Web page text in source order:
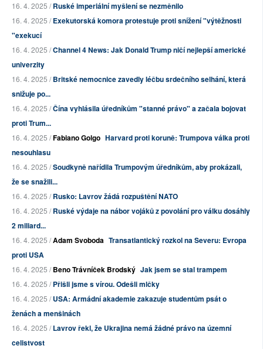
16. 4. 2025 /Ruské imperiální myšlení se nezměnilo
16. 4. 2025 /Exekutorská komora protestuje proti snížení "výtěžnosti
"exekucí
16. 4. 2025 /Channel 4 News: Jak Donald Trump ničí nejlepší americké
univerzity
16. 4. 2025 /Britské nemocnice zavedly léčbu srdečního selhání, která
snižuje po...
16. 4. 2025 /Čína vyhlásila úředníkům "stanné právo" a začala bojovat
proti Trum...
16. 4. 2025 /Fabiano Golgo Harvard proti koruně: Trumpova válka proti
nesouhlasu
16. 4. 2025 /Soudkyně nařídila Trumpovým úředníkům, aby prokázali,
že se snažili...
16. 4. 2025 /Rusko: Lavrov žádá rozpuštění NATO
16. 4. 2025 /Ruské výdaje na nábor vojáků z povolání pro válku dosáhly
2 miliard...
16. 4. 2025 /Adam Svoboda Transatlantický rozkol na Severu: Evropa
proti USA
16. 4. 2025 /Beno Trávníček Brodský Jak jsem se stal trampem
16. 4. 2025 /Přišli jsme s vírou. Odešli mlčky
16. 4. 2025 /USA: Armádní akademie zakazuje studentům psát o
ženách a menšinách
16. 4. 2025 /Lavrov řekl, že Ukrajina nemá žádné právo na územní
celistvost